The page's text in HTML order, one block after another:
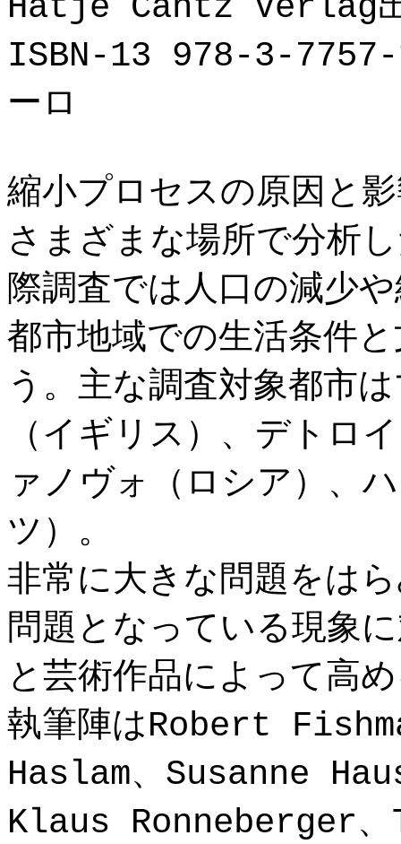
ISBN-13 978-3-7757-
ーロ
縮小プロセスの原因と
さまざまな場所で分析
際調査では人口の減少
都市地域での生活条件
う。主な調査対象都市
（イギリス）、デトロ
ァノヴォ（ロシア）、
ツ）。
非常に大きな問題をは
問題となっている現象
と芸術作品によって高
執筆陣はRobert
Haslam、Susanne
Klaus Ronneberger